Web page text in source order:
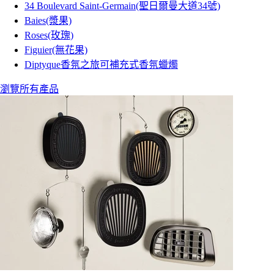
34 Boulevard Saint-Germain(聖日爾曼大道34號)
Baies(漿果)
Roses(玫瑰)
Figuier(無花果)
Diptyque香氛之旅可補充式香氛蠟燭
瀏覽所有產品